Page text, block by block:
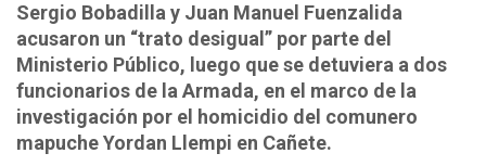
Sergio Bobadilla y Juan Manuel Fuenzalida
acusaron un “trato desigual” por parte del
Ministerio Público, luego que se detuviera a dos
funcionarios de la Armada, en el marco de la
investigación por el homicidio del comunero
mapuche Yordan Llempi en Cañete.